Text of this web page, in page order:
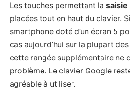
Les touches permettant la saisie
placées tout en haut du clavier.
smartphone doté d’un écran 5
cas aujourd’hui sur la plupart
cette rangée supplémentaire ne
problème. Le clavier Google
agréable à utiliser.